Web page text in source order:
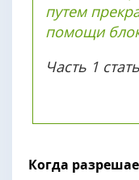
путем
помощи
Часть 1
Когда